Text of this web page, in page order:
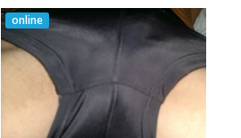
online